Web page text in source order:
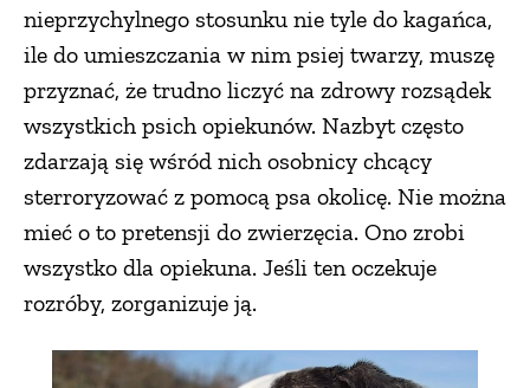
nieprzychylnego stosunku nie tyle do kagańca,
ile do umieszczania w nim psiej twarzy, muszę
przyznać, że trudno liczyć na zdrowy rozsądek
wszystkich psich opiekunów. Nazbyt często
zdarzają się wśród nich osobnicy chcący
sterroryzować z pomocą psa okolicę. Nie można
mieć o to pretensji do zwierzęcia. Ono zrobi
wszystko dla opiekuna. Jeśli ten oczekuje
rozróby, zorganizuje ją.